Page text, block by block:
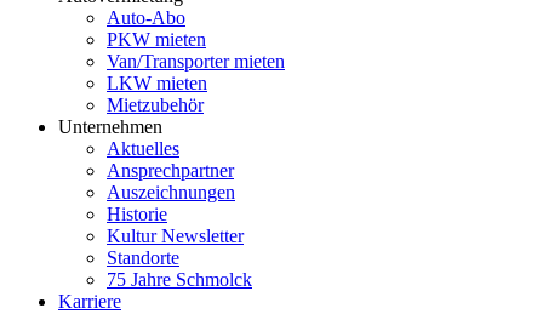
Auto-Abo
PKW mieten
Van/Transporter mieten
LKW mieten
Mietzubehör
Unternehmen
Aktuelles
Ansprechpartner
Auszeichnungen
Historie
Kultur Newsletter
Standorte
75 Jahre Schmolck
Karriere